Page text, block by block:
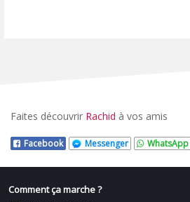
Faites découvrir Rachid à vos amis
Facebook Messenger WhatsApp
Comment ça marche ?